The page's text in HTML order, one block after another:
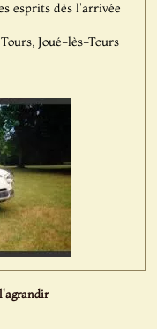
esprits dès l'arrivée
Joué-lès-Tours